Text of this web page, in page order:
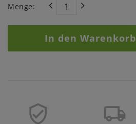
Menge:
In den Warenkorb